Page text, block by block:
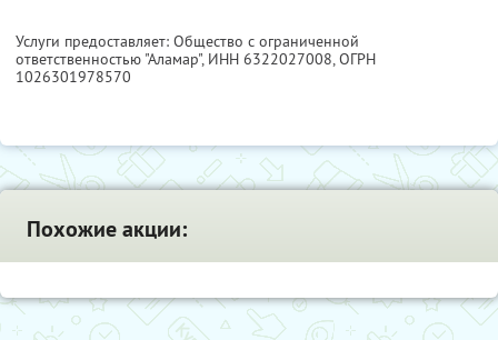
Услуги предоставляет: Общество с ограниченной
ответственностью "Аламар", ИНН 6322027008, ОГРН
1026301978570
Похожие акции: